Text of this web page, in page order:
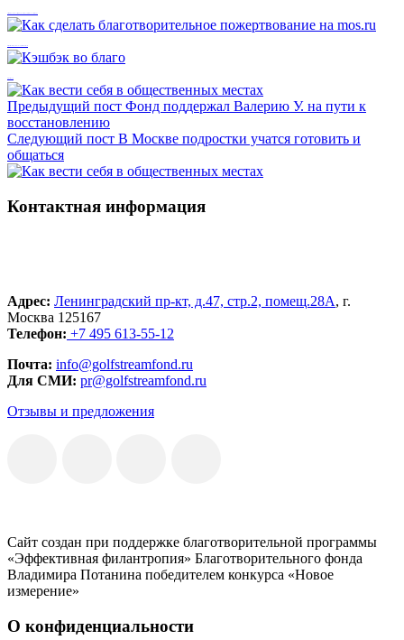
Предыдущий пост Фонд поддержал Валерию У. на пути к
восстановлению
Следующий пост В Москве подростки учатся готовить и
общаться
Контактная информация
Адрес: Ленинградский пр-кт, д.47, стр.2, помещ.28А, г.
Москва 125167
Телефон: +7 495 613-55-12
Почта: info@golfstreamfond.ru
Для СМИ: pr@golfstreamfond.ru
Отзывы и предложения
Сайт создан при поддержке благотворительной программы
«Эффективная филантропия» Благотворительного фонда
Владимира Потанина победителем конкурса «Новое
измерение»
О конфиденциальности